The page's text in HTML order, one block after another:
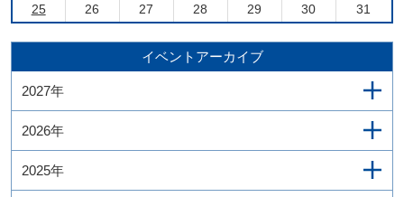
25
26 27 28 29 30 31
イベントアーカイブ
2027年
2026年
2025年